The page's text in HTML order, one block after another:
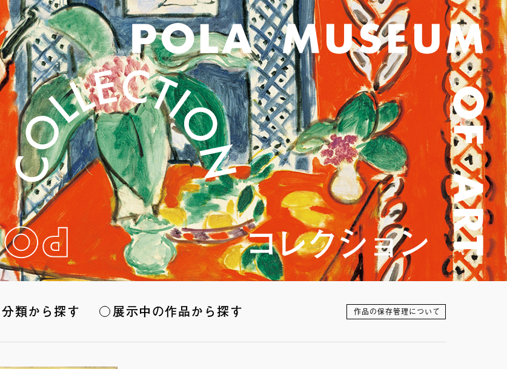
分類から探す 展示中の作品から探す 作品の保存管理について